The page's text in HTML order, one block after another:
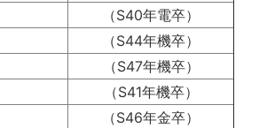
（S40年電卒）
（S44年機卒）
（S47年機卒）
（S41年機卒）
（S46年金卒）